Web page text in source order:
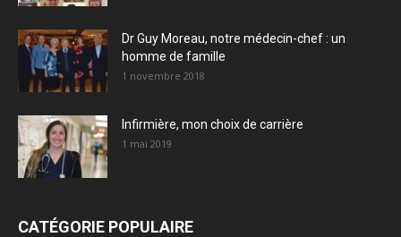
Dr Guy Moreau, notre médecin-chef : un
homme de famille
1 novembre 2018
Infirmière, mon choix de carrière
1 mai 2019
CATÉGORIE POPULAIRE